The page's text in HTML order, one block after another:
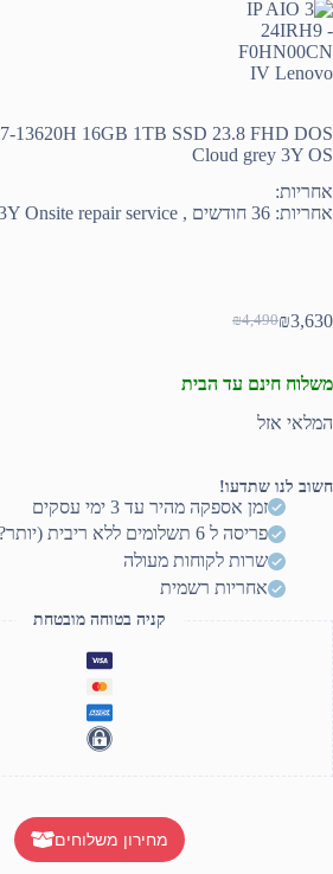
13620H 16GB 1TB SSD 23.8 FHD DOS
Cloud grey 3Y OS
אחריות:
אחריות: 36 חודשים , 3Y Onsite repair service
₪4,490
המחיר
₪4,490.
₪3,630 המחיר
₪3,630.
משלוח חינם עד הבית
המלאי אזל
חשוב לנו שתדעו!
זמן אספקה מהיר עד 3 ימי עסקים
פריסה ל 6 תשלומים ללא ריבית (יותר? דברו איתנו)
שרות לקוחות מעולה
אחריות רשמית
קניה בטוחה מובטחת
מחירון משלוחים